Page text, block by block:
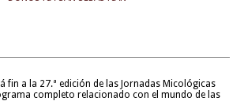
fin a la 27.ª edición de las Jornadas Micológicas
completo relacionado con el mundo de las